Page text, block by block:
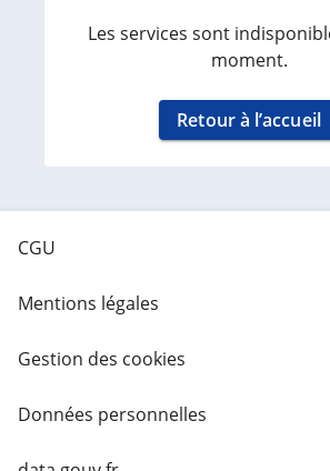
Les services sont
moment.
Retour à l’accueil
CGU
Mentions légales
Gestion des cookies
Données personnelles